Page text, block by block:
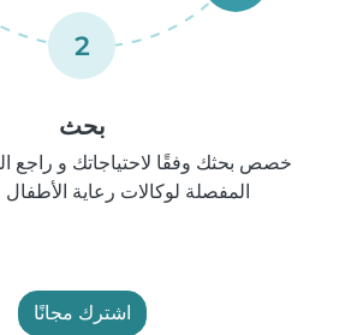
2
بحث
خصص بحثك وفقًا لاحتياجاتك و راجع
المفصلة لوكالات رعاية
اشترك مجانًا